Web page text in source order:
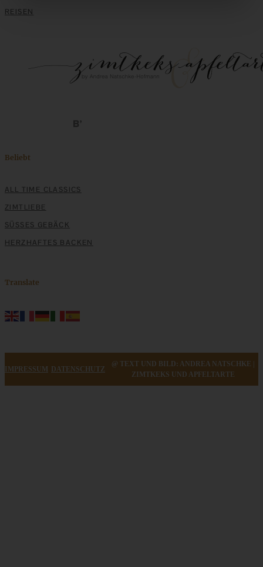
REISEN
Beliebt
ALL TIME CLASSICS
ZIMTLIEBE
SÜSSES GEBÄCK
HERZHAFTES BACKEN
Translate
IMPRESSUM DATENSCHUTZ
@ TEXT UND BILD: ANDREA NATSCHKE |
ZIMTKEKS UND APFELTARTE